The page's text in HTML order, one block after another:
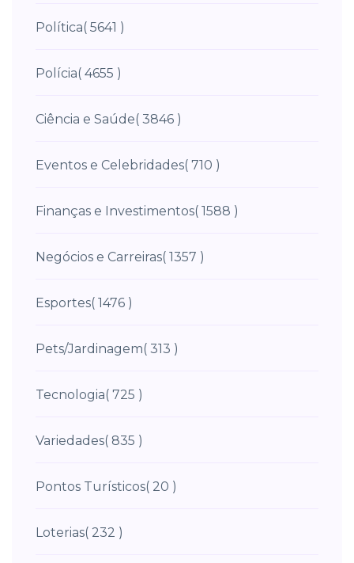
Política( 5641 )
Polícia( 4655 )
Ciência e Saúde( 3846 )
Eventos e Celebridades( 710 )
Finanças e Investimentos( 1588 )
Negócios e Carreiras( 1357 )
Esportes( 1476 )
Pets/Jardinagem( 313 )
Tecnologia( 725 )
Variedades( 835 )
Pontos Turísticos( 20 )
Loterias( 232 )